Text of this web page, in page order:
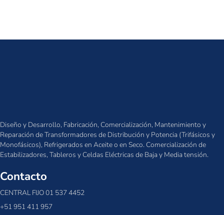
Diseño y Desarrollo, Fabricación, Comercialización, Mantenimiento y
Reparación de Transformadores de Distribución y Potencia (Trifásicos y
Monofásicos), Refrigerados en Aceite o en Seco. Comercialización de
Estabilizadores, Tableros y Celdas Eléctricas de Baja y Media tensión.
Contacto
CENTRAL FIJO 01 537 4452
+51 951 411 957